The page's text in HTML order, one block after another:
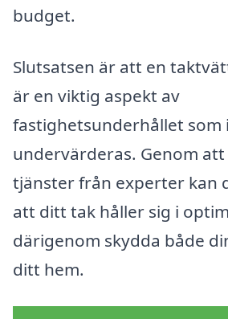
budget.
Slutsatsen är att en
är en viktig aspekt av
fastighetsunderhållet som
undervärderas. Genom
tjänster från experter kan
att ditt tak håller sig i
därigenom skydda både
ditt hem.